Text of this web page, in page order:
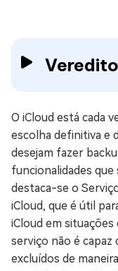
Veredito
O iCloud está cada
escolha definitiva e
desejam fazer
funcionalidades
destaca-se o
iCloud, que é útil
iCloud em
serviço não é
excluídos de